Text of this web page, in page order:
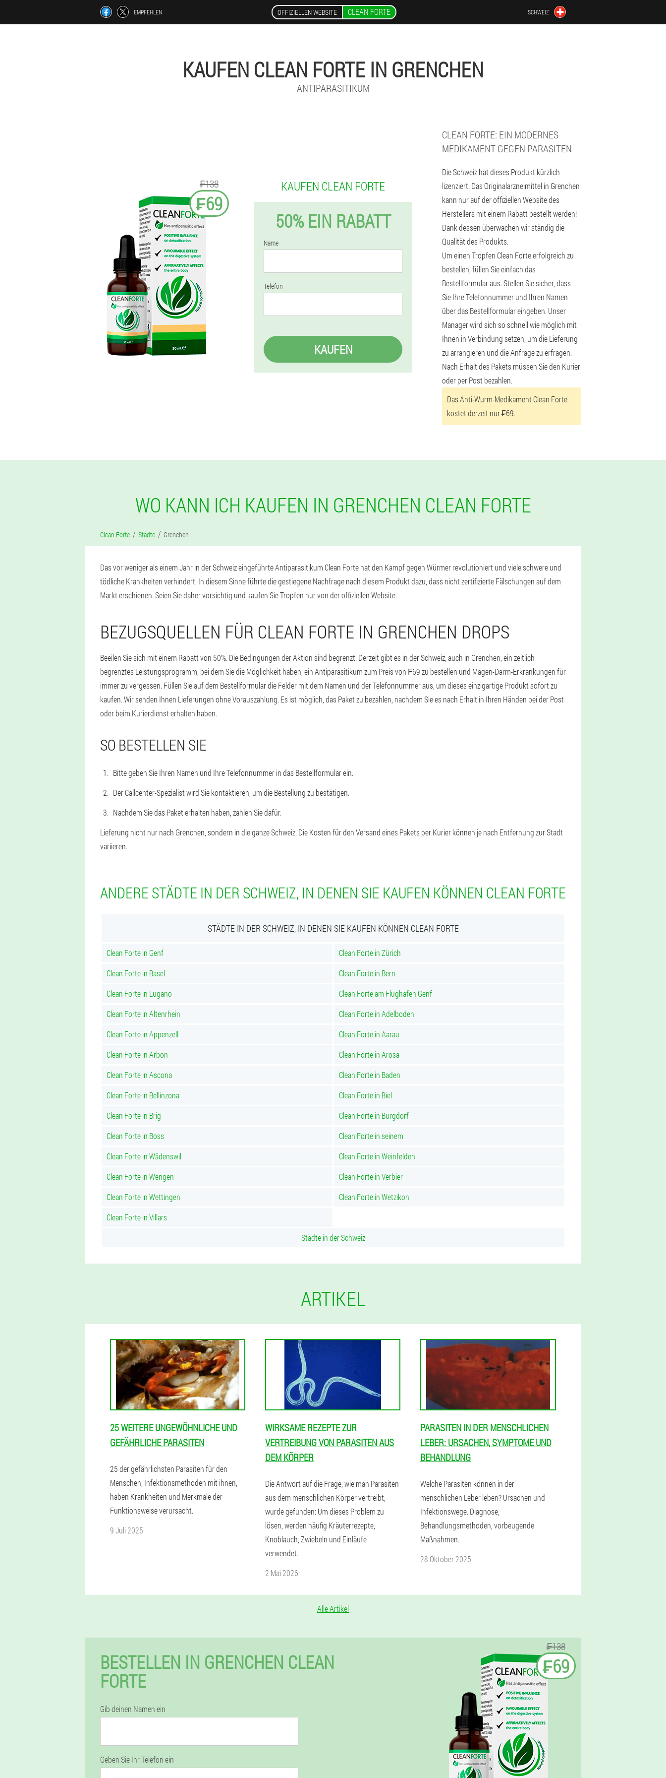
EMPFEHLEN OFFIZIELLEN WEBSITE CLEAN FORTE SCHWEIZ
KAUFEN CLEAN FORTE IN GRENCHEN
ANTIPARASITIKUM
₣138
₣69
KAUFEN CLEAN FORTE
50% EIN RABATT
Name
Telefon
KAUFEN
CLEAN FORTE: EIN MODERNES
MEDIKAMENT GEGEN PARASITEN
Die Schweiz hat dieses Produkt kürzlich
lizenziert. Das Originalarzneimittel in Grenchen
kann nur auf der offiziellen Website des
Herstellers mit einem Rabatt bestellt werden!
Dank dessen überwachen wir ständig die
Qualität des Produkts.
Um einen Tropfen Clean Forte erfolgreich zu
bestellen, füllen Sie einfach das
Bestellformular aus. Stellen Sie sicher, dass
Sie Ihre Telefonnummer und Ihren Namen
über das Bestellformular eingeben. Unser
Manager wird sich so schnell wie möglich mit
Ihnen in Verbindung setzen, um die Lieferung
zu arrangieren und die Anfrage zu erfragen.
Nach Erhalt des Pakets müssen Sie den Kurier
oder per Post bezahlen.
Das Anti-Wurm-Medikament Clean Forte
kostet derzeit nur ₣69.
WO KANN ICH KAUFEN IN GRENCHEN CLEAN FORTE
Clean Forte Städte Grenchen
Das vor weniger als einem Jahr in der Schweiz eingeführte Antiparasitikum Clean Forte hat den Kampf gegen Würmer revolutioniert und viele schwere und
tödliche Krankheiten verhindert. In diesem Sinne führte die gestiegene Nachfrage nach diesem Produkt dazu, dass nicht zertifizierte Fälschungen auf dem
Markt erschienen. Seien Sie daher vorsichtig und kaufen Sie Tropfen nur von der offiziellen Website.
BEZUGSQUELLEN FÜR CLEAN FORTE IN GRENCHEN DROPS
Beeilen Sie sich mit einem Rabatt von 50%. Die Bedingungen der Aktion sind begrenzt. Derzeit gibt es in der Schweiz, auch in Grenchen, ein zeitlich
begrenztes Leistungsprogramm, bei dem Sie die Möglichkeit haben, ein Antiparasitikum zum Preis von ₣69 zu bestellen und Magen-Darm-Erkrankungen für
immer zu vergessen. Füllen Sie auf dem Bestellformular die Felder mit dem Namen und der Telefonnummer aus, um dieses einzigartige Produkt sofort zu
kaufen. Wir senden Ihnen Lieferungen ohne Vorauszahlung. Es ist möglich, das Paket zu bezahlen, nachdem Sie es nach Erhalt in Ihren Händen bei der Post
oder beim Kurierdienst erhalten haben.
SO BESTELLEN SIE
Bitte geben Sie Ihren Namen und Ihre Telefonnummer in das Bestellformular ein.
Der Callcenter-Spezialist wird Sie kontaktieren, um die Bestellung zu bestätigen.
Nachdem Sie das Paket erhalten haben, zahlen Sie dafür.
Lieferung nicht nur nach Grenchen, sondern in die ganze Schweiz. Die Kosten für den Versand eines Pakets per Kurier können je nach Entfernung zur Stadt
variieren.
ANDERE STÄDTE IN DER SCHWEIZ, IN DENEN SIE KAUFEN KÖNNEN CLEAN FORTE
STÄDTE IN DER SCHWEIZ, IN DENEN SIE KAUFEN KÖNNEN CLEAN FORTE
Clean Forte in Genf
Clean Forte in Zürich
Clean Forte in Basel
Clean Forte in Bern
Clean Forte in Lugano
Clean Forte am Flughafen Genf
Clean Forte in Altenrhein
Clean Forte in Adelboden
Clean Forte in Appenzell
Clean Forte in Aarau
Clean Forte in Arbon
Clean Forte in Arosa
Clean Forte in Ascona
Clean Forte in Baden
Clean Forte in Bellinzona
Clean Forte in Biel
Clean Forte in Brig
Clean Forte in Burgdorf
Clean Forte in Boss
Clean Forte in seinem
Clean Forte in Wädenswil
Clean Forte in Weinfelden
Clean Forte in Wengen
Clean Forte in Verbier
Clean Forte in Wettingen
Clean Forte in Wetzikon
Clean Forte in Villars
Städte in der Schweiz
ARTIKEL
25 WEITERE UNGEWÖHNLICHE UND
GEFÄHRLICHE PARASITEN
25 der gefährlichsten Parasiten für den
Menschen, Infektionsmethoden mit ihnen,
haben Krankheiten und Merkmale der
Funktionsweise verursacht.
9 Juli 2025
WIRKSAME REZEPTE ZUR
VERTREIBUNG VON PARASITEN AUS
DEM KÖRPER
Die Antwort auf die Frage, wie man Parasiten
aus dem menschlichen Körper vertreibt,
wurde gefunden: Um dieses Problem zu
lösen, werden häufig Kräuterrezepte,
Knoblauch, Zwiebeln und Einläufe
verwendet.
2 Mai 2026
PARASITEN IN DER MENSCHLICHEN
LEBER: URSACHEN, SYMPTOME UND
BEHANDLUNG
Welche Parasiten können in der
menschlichen Leber leben? Ursachen und
Infektionswege. Diagnose,
Behandlungsmethoden, vorbeugende
Maßnahmen.
28 Oktober 2025
Alle Artikel
BESTELLEN IN GRENCHEN CLEAN
FORTE
Gib deinen Namen ein
Geben Sie Ihr Telefon ein
₣138
₣69